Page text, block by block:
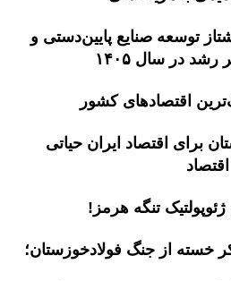
توسعه صنایع پایین‌دستی و
در سال ۱۴۰۵
برای اقتصاد ایران حیاتی
تنگه هرمز!
خسته‌ از جنگ فولادخوزستان؛